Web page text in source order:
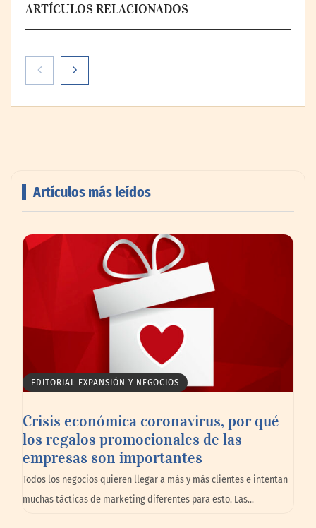
ARTÍCULOS RELACIONADOS
impulsando la colaboración en el sector
La omnicanalidad redefine la forma de
planear viajes en México
Artículos más leídos
EDITORIAL EXPANSIÓN Y NEGOCIOS
Crisis económica coronavirus, por qué
los regalos promocionales de las
empresas son importantes
Todos los negocios quieren llegar a más y más clientes e intentan
muchas tácticas de marketing diferentes para esto. Las…